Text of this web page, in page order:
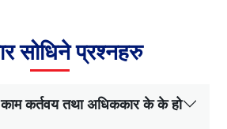
सोधिने प्रश्नहरु